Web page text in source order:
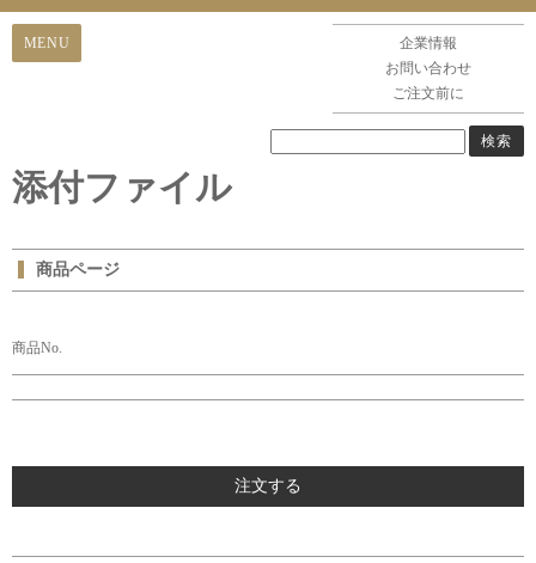
企業情報
お問い合わせ
ご注文前に
添付ファイル
商品ページ
商品No.
注文する